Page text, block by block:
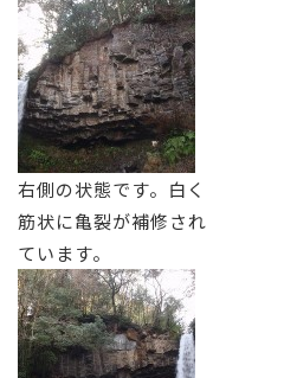
右側の状態です。白く
筋状に亀裂が補修され
ています。